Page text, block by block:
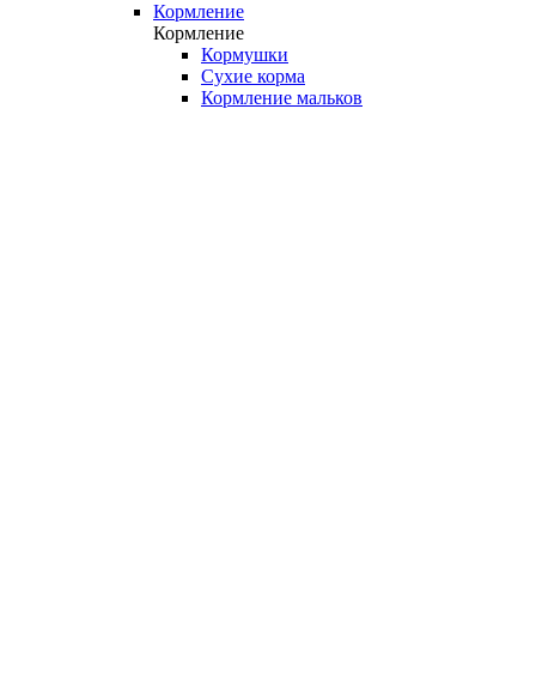
Кормление
Кормление
Кормушки
Сухие корма
Кормление мальков